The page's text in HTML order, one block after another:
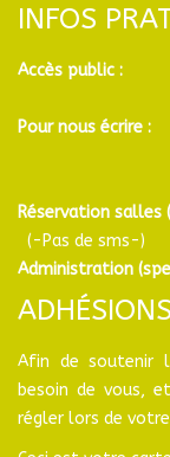
INFOS
Accès public :
Pour nous écrire :
Réservation salles
(-Pas de sms-)
Administration
ADHÉSIONS
Afin de soutenir
besoin de vous,
régler lors de